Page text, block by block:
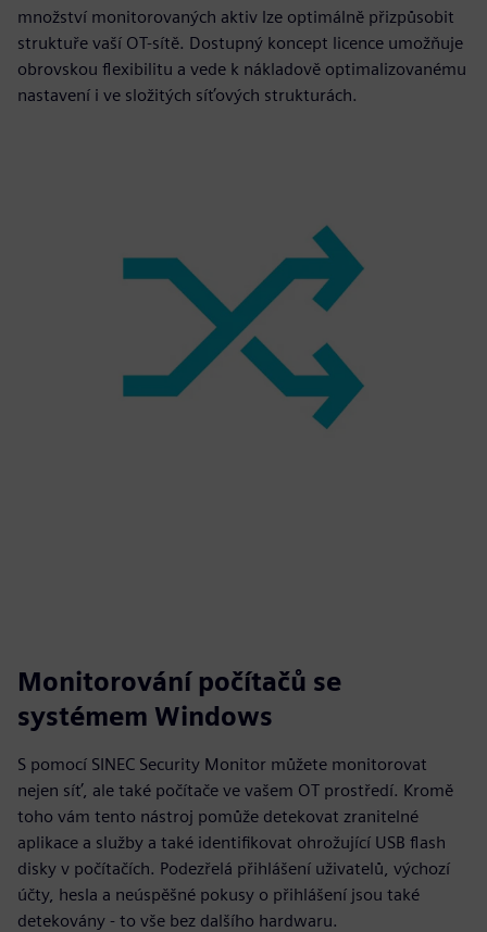
množství monitorovaných aktiv lze optimálně přizpůsobit
struktuře vaší OT-sítě. Dostupný koncept licence umožňuje
obrovskou flexibilitu a vede k nákladově optimalizovanému
nastavení i ve složitých síťových strukturách.
Monitorování počítačů se
systémem Windows
S pomocí SINEC Security Monitor můžete monitorovat
nejen síť, ale také počítače ve vašem OT prostředí. Kromě
toho vám tento nástroj pomůže detekovat zranitelné
aplikace a služby a také identifikovat ohrožující USB flash
disky v počítačích. Podezřelá přihlášení uživatelů, výchozí
účty, hesla a neúspěšné pokusy o přihlášení jsou také
detekovány - to vše bez dalšího hardwaru.